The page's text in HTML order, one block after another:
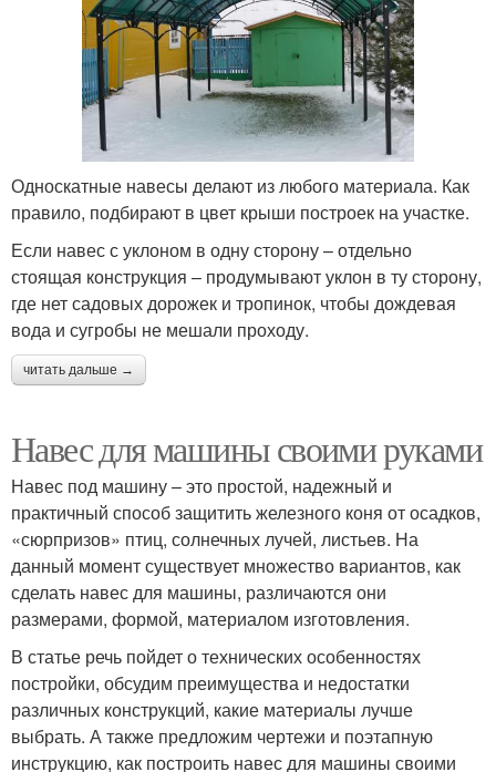
Односкатные навесы делают из любого материала. Как
правило, подбирают в цвет крыши построек на участке.
Если навес с уклоном в одну сторону – отдельно
стоящая конструкция – продумывают уклон в ту сторону,
где нет садовых дорожек и тропинок, чтобы дождевая
вода и сугробы не мешали проходу.
читать дальше →
Навес для машины своими руками
Навес под машину – это простой, надежный и
практичный способ защитить железного коня от осадков,
«сюрпризов» птиц, солнечных лучей, листьев. На
данный момент существует множество вариантов, как
сделать навес для машины, различаются они
размерами, формой, материалом изготовления.
В статье речь пойдет о технических особенностях
постройки, обсудим преимущества и недостатки
различных конструкций, какие материалы лучше
выбрать. А также предложим чертежи и поэтапную
инструкцию, как построить навес для машины своими